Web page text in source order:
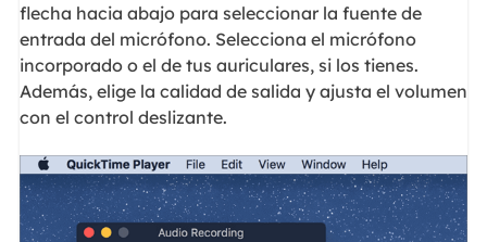
flecha hacia abajo para seleccionar la fuente de
entrada del micrófono. Selecciona el micrófono
incorporado o el de tus auriculares, si los tienes.
Además, elige la calidad de salida y ajusta el volumen
con el control deslizante.